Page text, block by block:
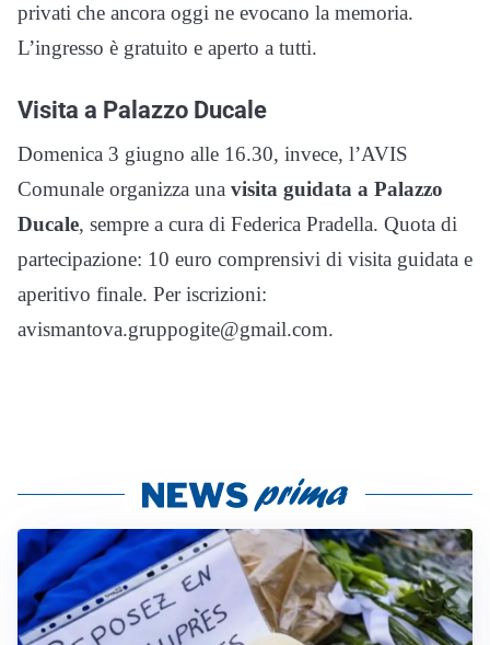
privati che ancora oggi ne evocano la memoria.
L’ingresso è gratuito e aperto a tutti.
Visita a Palazzo Ducale
Domenica 3 giugno alle 16.30, invece, l’AVIS
Comunale organizza una visita guidata a Palazzo
Ducale, sempre a cura di Federica Pradella. Quota di
partecipazione: 10 euro comprensivi di visita guidata e
aperitivo finale. Per iscrizioni:
avismantova.gruppogite@gmail.com.